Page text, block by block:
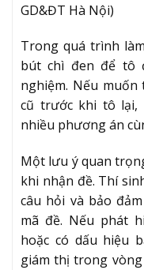
GD&ĐT Hà Nội)
Trong quá trình
bút chì đen để tô
nghiệm. Nếu muốn
cũ trước khi tô lại,
nhiều phương án
Một lưu ý quan
khi nhận đề. Thí
câu hỏi và bảo
mã đề. Nếu phát
hoặc có dấu hiệu
giám thị trong